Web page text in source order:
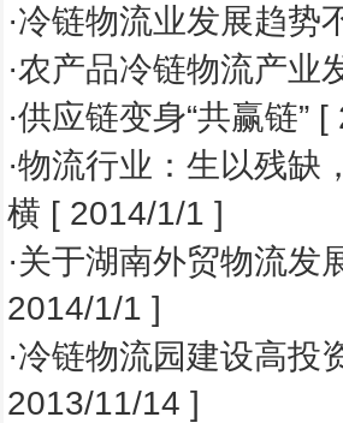
·冷链物流业发展趋势
·农产品冷链物流产业
·供应链变身“共赢链” [
·物流行业：生以残缺
横 [ 2014/1/1 ]
·关于湖南外贸物流发
2014/1/1 ]
·冷链物流园建设高投
2013/11/14 ]